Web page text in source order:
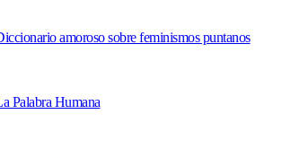
amoroso sobre feminismos puntanos
Palabra Humana